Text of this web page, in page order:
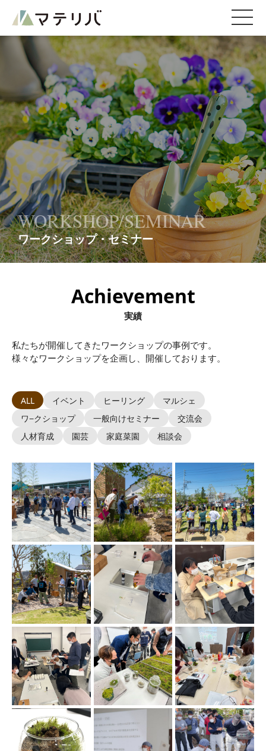
WORKSHOP/SEMINAR
ワークショップ・セミナー
Achievement
実績
私たちが開催してきたワークショップの事例です。
様々なワークショップを企画し、開催しております。
ALL イベント ヒーリング
マルシェ
ワ−クショップ
一般向けセミナー
交流会
人材育成
園芸 家庭菜園 相談会